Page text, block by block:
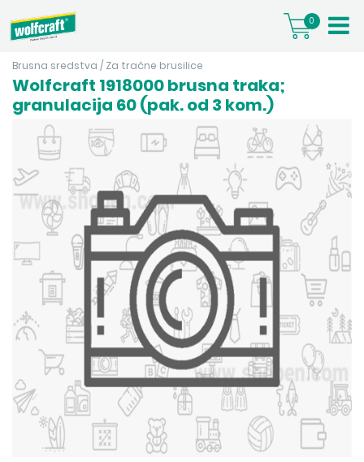
0
Brusna sredstva / Za tračne brusilice
Wolfcraft 1918000 brusna traka;
granulacija 60 (pak. od 3 kom.)